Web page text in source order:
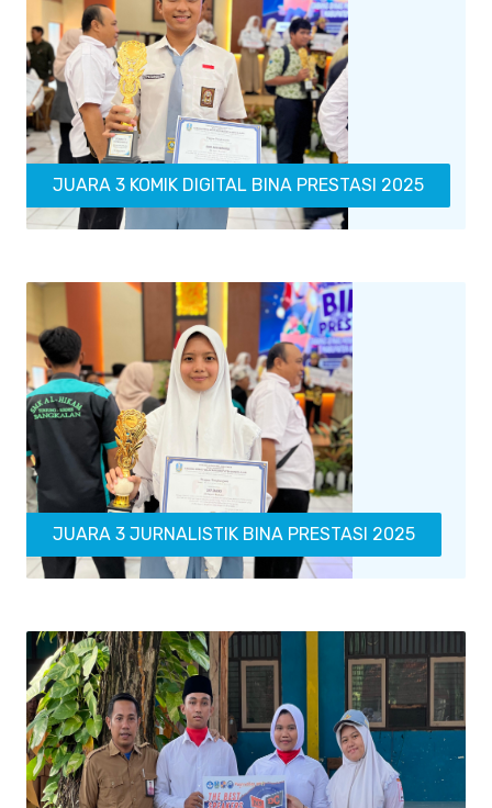
JUARA 3 KOMIK DIGITAL BINA PRESTASI 2025
JUARA 3 JURNALISTIK BINA PRESTASI 2025